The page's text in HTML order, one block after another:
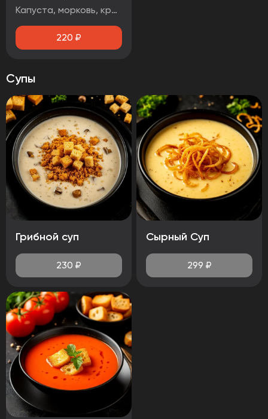
Капуста, морковь, красный лук, кинза
220 ₽
Супы
Грибной суп
230 ₽
Сырный Суп
299 ₽